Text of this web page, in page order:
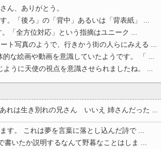
ん、ありがとう。
。「後ろ」の「背中」あるいは「背表紙」 ...
「全方位対応」という指摘はユニーク ...
写真のようで、行きかう街の人らにみえる ...
な絵画や動画を意識していたようです。 「 ...
うに天使の視点を意識させられましたね。 ...
れは生き別れの兄さん いいえ 姉さんだった ...
す。 これは夢を言葉に落とし込んだ詩で ...
いたか説明するなんて野暮なことはしま ...